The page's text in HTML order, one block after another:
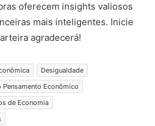
oferecem insights valiosos
mais inteligentes. Inicie
agradecerá!
Desigualdade
Pensamento Econômico
de Economia